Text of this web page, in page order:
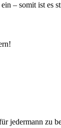
– somit ist es
jedermann zu